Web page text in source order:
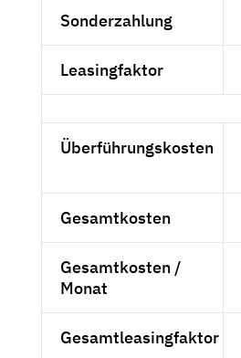
Sonderzahlung
Leasingfaktor
Überführungskosten
Gesamtkosten
Gesamtkosten /
Monat
Gesamtleasingfaktor